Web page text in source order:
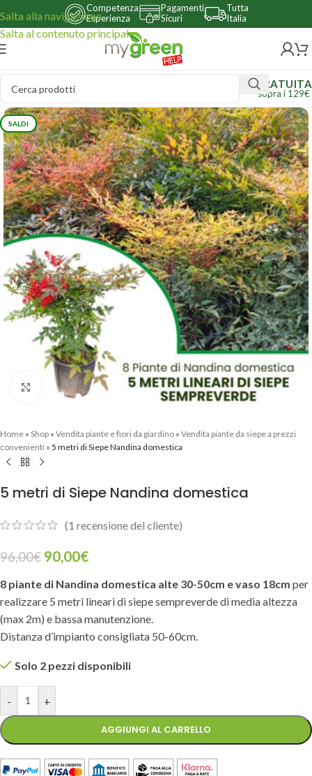
Salta alla navigazione
Salta al contenuto principale
Competenza
Esperienza
Pagamenti
Sicuri
Tutta
Italia
GRATUITA
sopra i 129€
SALDI
Clicca per ingrandire
Home » Shop » Vendita piante e fiori da giardino » Vendita piante da siepe a prezzi
convenienti » 5 metri di Siepe Nandina domestica
5 metri di Siepe Nandina domestica
(1 recensione del cliente)
96,00€ 90,00€
8 piante di Nandina domestica alte 30-50cm e vaso 18cm per
realizzare 5 metri lineari di siepe sempreverde di media altezza
(max 2m) e bassa manutenzione.
Distanza d’impianto consigliata 50-60cm.
Solo 2 pezzi disponibili
- +
AGGIUNGI AL CARRELLO